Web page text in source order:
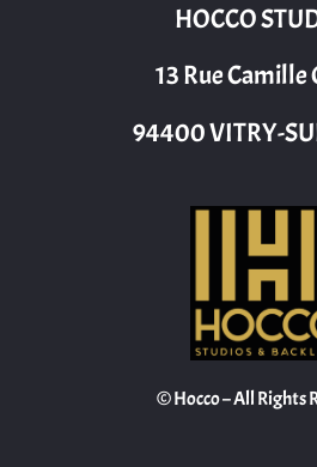
HOCCO
13 Rue
94400 VITRY-
© Hocco – All Rights